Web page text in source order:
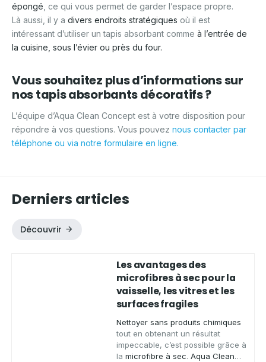
épongé , ce qui vous permet de garder l’espace propre.
Là aussi, il y a divers endroits stratégiques où il est
intéressant d’utiliser un tapis absorbant comme à l’entrée de
la cuisine, sous l’évier ou près du four.
Vous souhaitez plus d’informations sur
nos tapis absorbants décoratifs ?
L’équipe d’Aqua Clean Concept est à votre disposition pour
répondre à vos questions. Vous pouvez nous contacter par
téléphone ou via notre formulaire en ligne.
Derniers articles
Découvrir
Les avantages des
microfibres à sec pour la
vaisselle, les vitres et les
surfaces fragiles
Nettoyer sans produits chimiques
tout en obtenant un résultat
impeccable, c’est possible grâce à
la microfibre à sec. Aqua Clean